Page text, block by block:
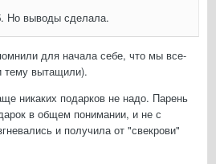
Но выводы сделала.
для начала себе, что мы все-
тему вытащили).
никаких подарков не надо. Парень
в общем понимании, и не с
и получила от "свекрови"